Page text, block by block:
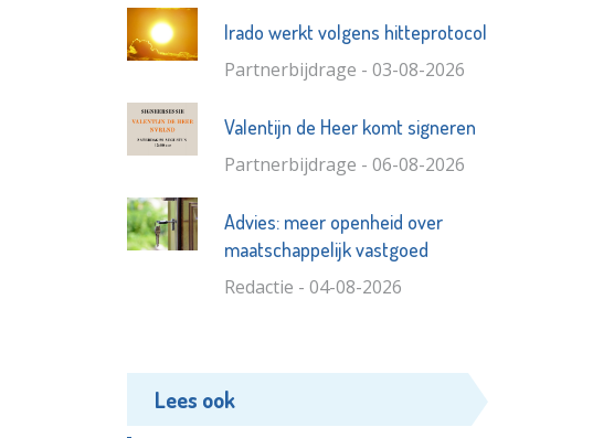
Irado werkt volgens hitteprotocol
Partnerbijdrage - 03-08-2026
Valentijn de Heer komt signeren
Partnerbijdrage - 06-08-2026
Advies: meer openheid over
maatschappelijk vastgoed
Redactie - 04-08-2026
Lees ook